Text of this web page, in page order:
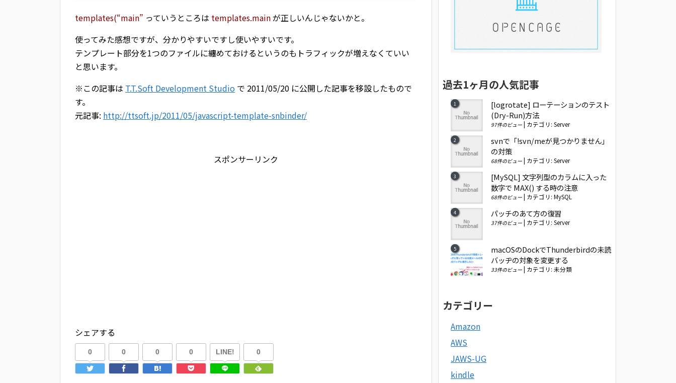
templates(“main” っていうところは templates.mainが正しいんじゃないかと。
使ってみた感想ですが、分かりやすいですし使いやすいです。
テンプレート部分を1つのファイルに纏めておけるというのもトラフィックが増えなくていい
と思います。
※この記事は T.T.Soft Development Studio で 2011/05/20 に公開した記事を移設したもので
す。
元記事: http://ttsoft.jp/2011/05/javascript-template-snbinder/
スポンサーリンク
シェアする
0 0 0 0 LINE! 0
過去1ヶ月の人気記事
[logrotate] ローテーションのテスト
(Dry-Run)方法
97件のビュー カテゴリ: Server
svnで「!svn/meが見つかりません」
の対策
68件のビュー カテゴリ: Server
[MySQL] 文字列型のカラムに入った
数字で MAX() する時の注意
68件のビュー カテゴリ: MySQL
パッチのあて方の復習
37件のビュー カテゴリ: Server
macOSのDockでThunderbirdの未読
バッヂの対象を変更する
33件のビュー カテゴリ: 未分類
カテゴリー
Amazon
AWS
JAWS-UG
kindle